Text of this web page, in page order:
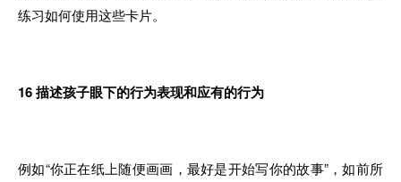
练习如何使用这些卡片。
16描述孩子眼下的行为表现和应有的行为
例如“你正在纸上随便画画，最好是开始写你的故事”，如前所